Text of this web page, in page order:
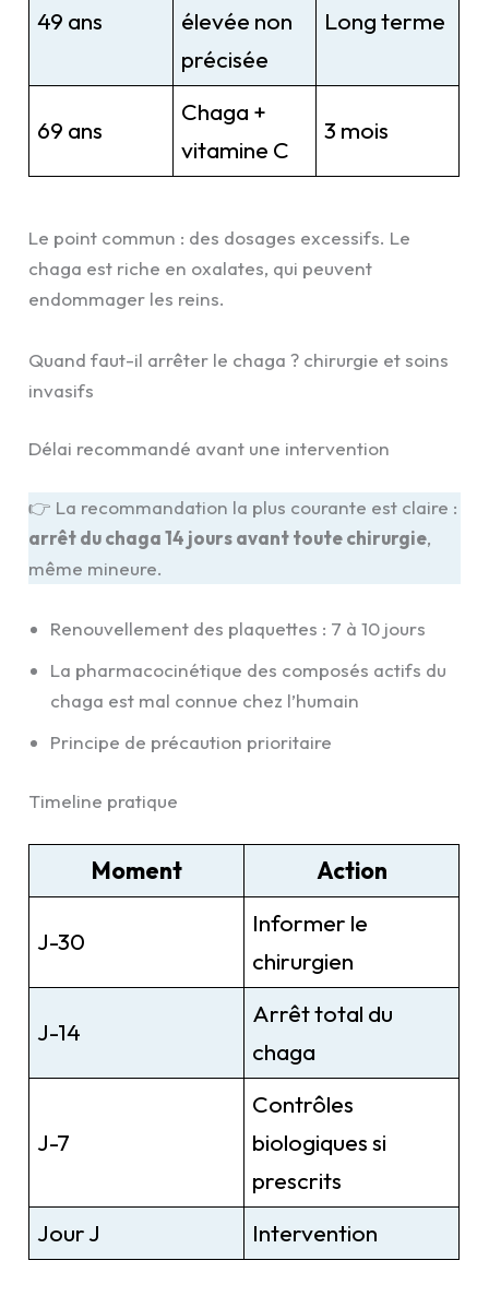
49 ans
élevée non
précisée
Long terme
69 ans
Chaga +
vitamine C
3 mois
Le point commun : des dosages excessifs. Le
chaga est riche en oxalates, qui peuvent
endommager les reins.
Quand faut-il arrêter le chaga ? chirurgie et soins
invasifs
Délai recommandé avant une intervention
👉 La recommandation la plus courante est claire :
arrêt du chaga 14 jours avant toute chirurgie,
même mineure.
Renouvellement des plaquettes : 7 à 10 jours
La pharmacocinétique des composés actifs du
chaga est mal connue chez l’humain
Principe de précaution prioritaire
Timeline pratique
Moment Action
J-30
Informer le
chirurgien
J-14
Arrêt total du
chaga
J-7
Contrôles
biologiques si
prescrits
Jour J
Intervention